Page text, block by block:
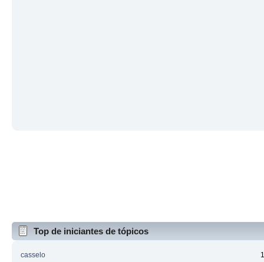
Top de iniciantes de tópicos
casselo